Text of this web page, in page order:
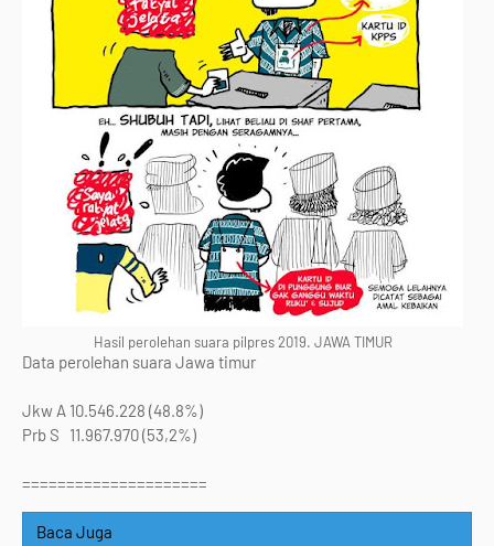
Hasil perolehan suara pilpres 2019. JAWA TIMUR
Data perolehan suara Jawa timur
Jkw A 10.546.228 (48.8%)
Prb S 11.967.970 (53,2%)
=====================
Baca Juga